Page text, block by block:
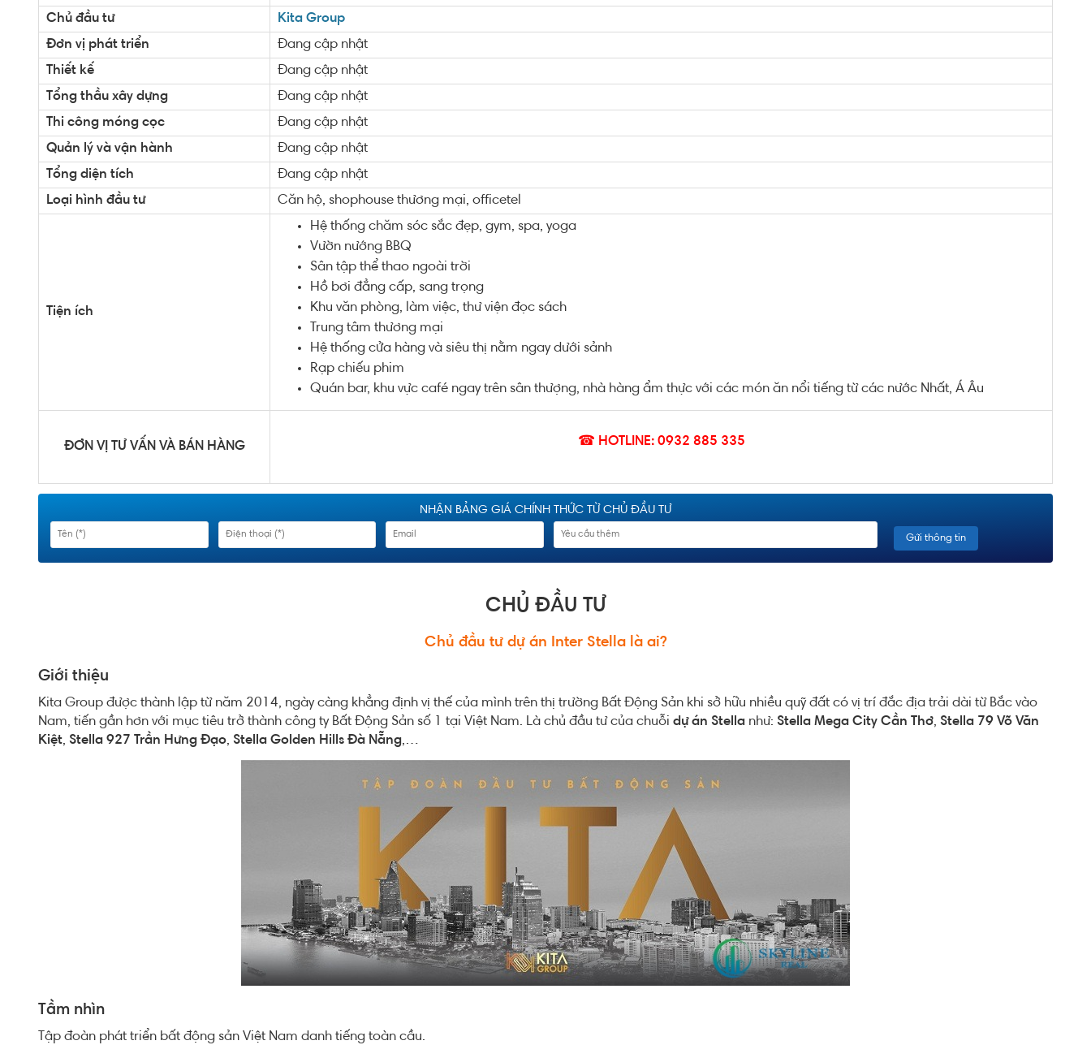
Chủ đầu tư
Kita Group
Đơn vị phát triển
Đang cập nhật
Thiết kế
Đang cập nhật
Tổng thầu xây dựng
Đang cập nhật
Thi công móng cọc
Đang cập nhật
Quản lý và vận hành
Đang cập nhật
Tổng diện tích
Đang cập nhật
Loại hình đầu tư
Căn hộ, shophouse thương mại, officetel
Tiện ích
Hệ thống chăm sóc sắc đẹp, gym, spa, yoga
Vườn nướng BBQ
Sân tập thể thao ngoài trời
Hồ bơi đẳng cấp, sang trọng
Khu văn phòng, làm việc, thư viện đọc sách
Trung tâm thương mại
Hệ thống cửa hàng và siêu thị nằm ngay dưới sảnh
Rạp chiếu phim
Quán bar, khu vực café ngay trên sân thượng, nhà hàng ẩm thực với các món ăn nổi tiếng từ các nước Nhất, Á Âu
ĐƠN VỊ TƯ VẤN VÀ BÁN HÀNG ☎ HOTLINE: 0932 885 335
NHẬN BẢNG GIÁ CHÍNH THỨC TỪ CHỦ ĐẦU TƯ
CHỦ ĐẦU TƯ
Chủ đầu tư dự án Inter Stella là ai?
Giới thiệu
Kita Group được thành lập từ năm 2014, ngày càng khẳng định vị thế của mình trên thị trường Bất Động Sản khi sở hữu nhiều quỹ đất có vị trí đắc địa trải dài từ Bắc vào
Nam, tiến gần hơn với mục tiêu trở thành công ty Bất Động Sản số 1 tại Việt Nam. Là chủ đầu tư của chuỗi dự án Stella như: Stella Mega City Cần Thơ, Stella 79 Võ Văn
Kiệt, Stella 927 Trần Hưng Đạo, Stella Golden Hills Đà Nẵng,…
Tầm nhìn
Tập đoàn phát triển bất động sản Việt Nam danh tiếng toàn cầu.